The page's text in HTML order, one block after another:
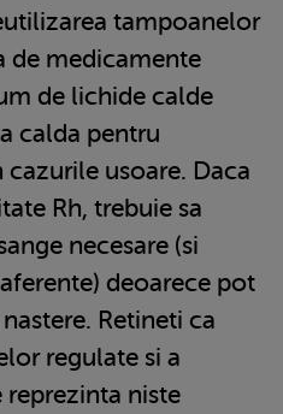
tampoanelor
de medicamente
de lichide calde
calda pentru
usoare. Daca
Rh, trebuie sa
necesare (si
deoarece pot
Retineti ca
regulate si a
niste